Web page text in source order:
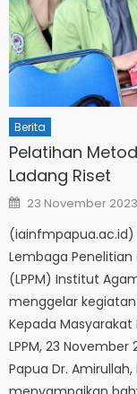
Berita
Pelatihan
Ladang Riset
Posted
on
23 November 2023
(iainfmpapua.ac.id)
Lembaga
(LPPM) Institut
menggelar
Kepada Masyarakat
LPPM, 23 November
Papua Dr.